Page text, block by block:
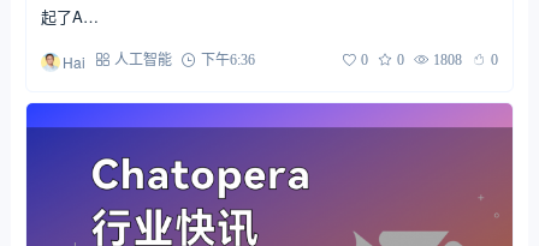
起了A…
Hai 人工智能 下午6:36 0 0 1808 0